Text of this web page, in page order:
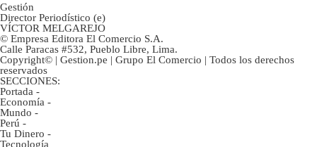
Gestión
Director Periodístico (e)
VÍCTOR MELGAREJO
© Empresa Editora El Comercio S.A.
Calle Paracas #532, Pueblo Libre, Lima.
Copyright© | Gestion.pe | Grupo El Comercio | Todos los derechos
reservados
SECCIONES:
Portada -
Economía -
Mundo -
Perú -
Tu Dinero -
Tecnología